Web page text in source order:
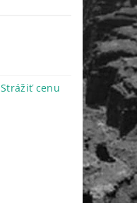
Strážiť cenu